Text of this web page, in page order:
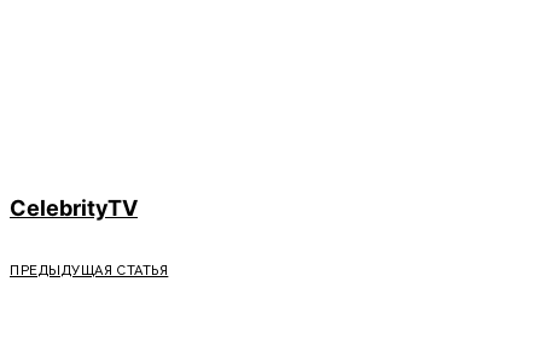
CelebrityTV
ПРЕДЫДУЩАЯ СТАТЬЯ